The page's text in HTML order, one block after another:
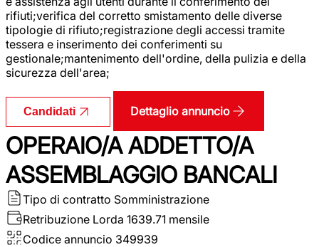
rifiuti;verifica del corretto smistamento delle diverse
tipologie di rifiuto;registrazione degli accessi tramite
tessera e inserimento dei conferimenti su
gestionale;mantenimento dell'ordine, della pulizia e della
sicurezza dell'area;
Candidati Dettaglio annuncio
OPERAIO/A ADDETTO/A
ASSEMBLAGGIO BANCALI
Tipo di contratto Somministrazione
Retribuzione Lorda 1639.71 mensile
Codice annuncio 349939